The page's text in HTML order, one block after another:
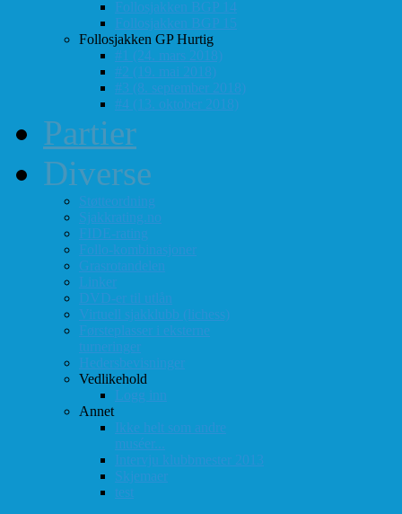
Follosjakken BGP 14
Follosjakken BGP 15
Follosjakken GP Hurtig
#1 (24. mars 2018)
#2 (19. mai 2018)
#3 (8. september 2018)
#4 (13. oktober 2018)
Partier
Diverse
Støtteordning
Sjakkrating.no
FIDE-rating
Follo-kombinasjoner
Grasrotandelen
Linker
DVD-er til utlån
Virtuell sjakklubb (lichess)
Førsteplasser i eksterne
turneringer
Hedersbevisninger
Vedlikehold
Logg inn
Annet
Ikke helt som andre
muséer...
Intervju klubbmester 2013
Skjemaer
test